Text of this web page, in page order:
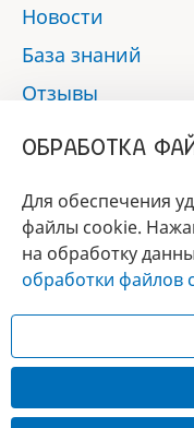
Новости
База знаний
Отзывы
ГОДА
© 2017 - 2026
Разработка сайта —
ОБРАБОТКА
Для обеспечения
файлы cookie.
на обработку
обработки файлов